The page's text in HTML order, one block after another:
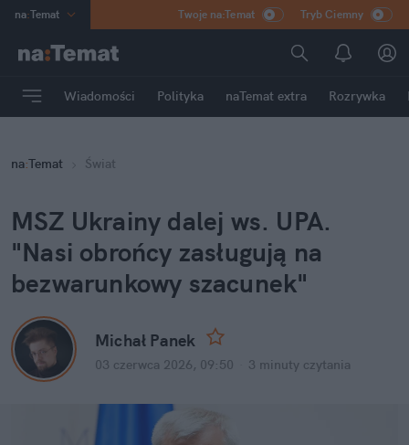
na:Temat
Poland
mama
Rozrywka
Twoje na:Temat Tryb Ciemny
Wiadomości Polityka naTemat extra Rozrywka
na:Temat Świat
MSZ Ukrainy dalej ws. UPA.
"Nasi obrońcy zasługują na
bezwarunkowy szacunek"
Michał Panek
03 czerwca 2026, 09:50 3 minuty czytania